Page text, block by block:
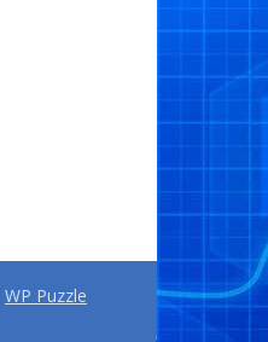
WP Puzzle